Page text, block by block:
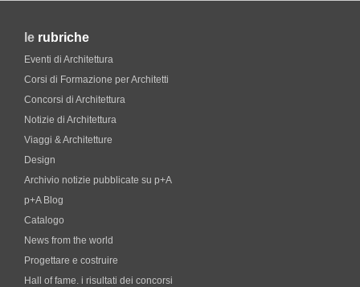
le rubriche
Eventi di Architettura
Corsi di Formazione per Architetti
Concorsi di Architettura
Notizie di Architettura
Viaggi & Architetture
Design
Archivio notizie pubblicate su p+A
p+A Blog
Catalogo
News from the world
Progettare e costruire
Hall of fame. i risultati dei concorsi